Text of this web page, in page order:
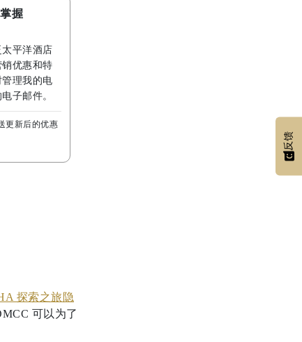
握
平洋酒店
优惠和特
理我的电
子邮件。
更新后的优惠
探索之旅隐
可以为了
反馈